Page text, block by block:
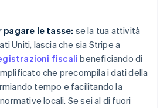
le tasse: se la tua attività
Uniti, lascia che sia Stripe a
fiscalibeneficiando di
che precompila i dati della
tempo e facilitando la
locali. Se sei al di fuori
English